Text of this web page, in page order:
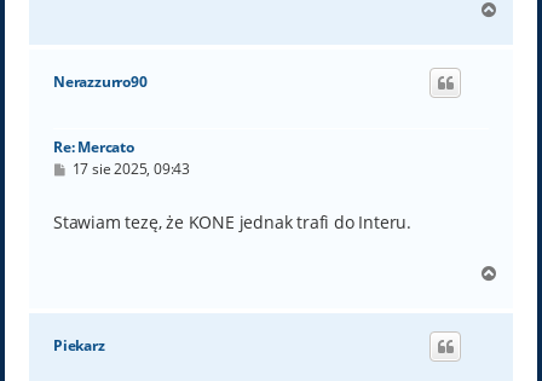
g
Nerazzurro90
Re: Mercato
P
t
17 sie 2025, 09:43
Stawiam tezę, że KONE jednak trafi do Interu.
g
Piekarz